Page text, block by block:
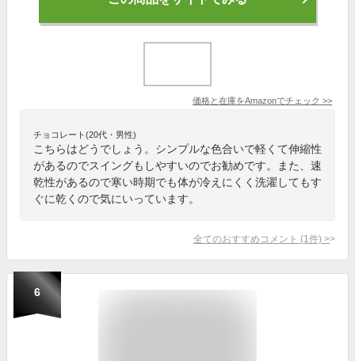
価格と在庫をAmazonでチェック >>
チョコレート(20代・男性)
こちらはどうでしょう。シンプルな色合いで軽くて伸縮性
があるのでスイングもしやすいのでお勧めです。また、速
乾性があるので寒い時期でも体が冷えにくく洗濯してもす
ぐに乾くので気にいっています。
全てのおすすめコメント (1 件) >
6